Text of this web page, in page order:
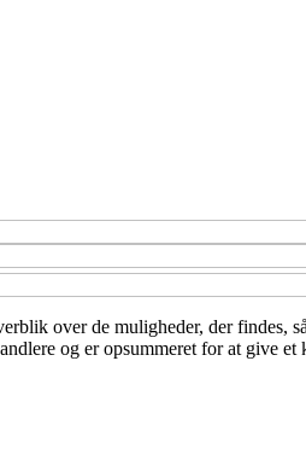
over de muligheder, der findes,
og er opsummeret for at give